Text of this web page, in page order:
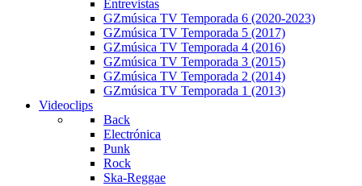
Entrevistas
GZmúsica TV Temporada 6 (2020-2023)
GZmúsica TV Temporada 5 (2017)
GZmúsica TV Temporada 4 (2016)
GZmúsica TV Temporada 3 (2015)
GZmúsica TV Temporada 2 (2014)
GZmúsica TV Temporada 1 (2013)
Videoclips
Back
Electrónica
Punk
Rock
Ska-Reggae